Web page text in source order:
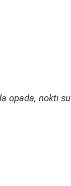
opada, nokti su